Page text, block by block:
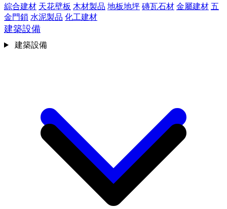
綜合建材 天花壁板 木材製品 地板地坪 磚瓦石材 金屬建材 五
金門鎖 水泥製品 化工建材
建築設備
建築設備